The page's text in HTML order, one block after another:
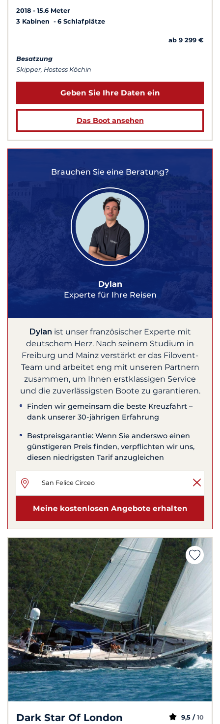
2018
15.6 Meter
3 Kabinen
6 Schlafplätze
ab 9 299 €
Besatzung
Skipper, Hostess Köchin
Geben Sie Ihre Daten ein
Das Boot ansehen
Brauchen Sie eine Beratung?
Dylan
Experte für Ihre Reisen
Dylan ist unser französischer Experte mit
deutschem Herz. Nach seinem Studium in
Freiburg und Mainz verstärkt er das Filovent-
Team und arbeitet eng mit unseren Partnern
zusammen, um Ihnen erstklassigen Service
und die zuverlässigsten Boote zu garantieren.
Finden wir gemeinsam die beste Kreuzfahrt –
dank unserer 30-jährigen Erfahrung
Bestpreisgarantie: Wenn Sie anderswo einen
günstigeren Preis finden, verpflichten wir uns,
diesen niedrigsten Tarif anzugleichen
Meine kostenlosen Angebote erhalten
Dark Star Of London 9,5 / 10